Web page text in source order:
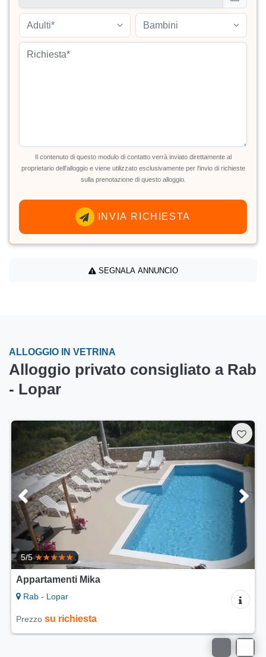
Adulti* Bambini
Il contenuto di questo modulo di contatto verrà inviato direttamente al
proprietario dell'alloggio e viene utilizzato esclusivamente per l'invio di richieste
sulla prenotazione di questo alloggio.
INVIA RICHIESTA
SEGNALA ANNUNCIO
ALLOGGIO IN VETRINA
Alloggio privato consigliato a Rab
- Lopar
5/5
Appartamenti Mika
Rab - Lopar
Prezzo su richiesta